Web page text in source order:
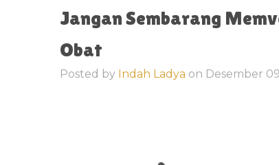
Jangan Sembarang
Obat
Posted by Indah Ladya on Desember